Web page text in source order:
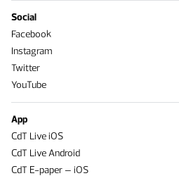
Social
Facebook
Instagram
Twitter
YouTube
App
CdT Live iOS
CdT Live Android
CdT E-paper – iOS